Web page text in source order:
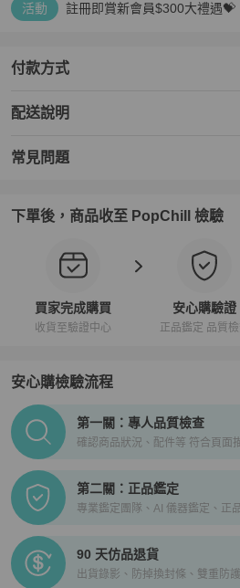
活動 註冊即賞新會員$300大禮遇💝
付款方式
配送說明
常見問題
下單後，商品收至 PopChill 檢驗
買家完成購買
收貨至驗證中心
安心購驗證
正品鑑定 品質
安心購檢驗流程
PopChill拍拍圈正品驗證、安心購
第一關：專人品質檢查
確認商品狀況、配件等 符合頁面
第二關：正品鑑定
專業鑑定團隊、AI 儀器鑑定、正
90 天仿品退貨
出貨錄影、防掉換封條、雙重防